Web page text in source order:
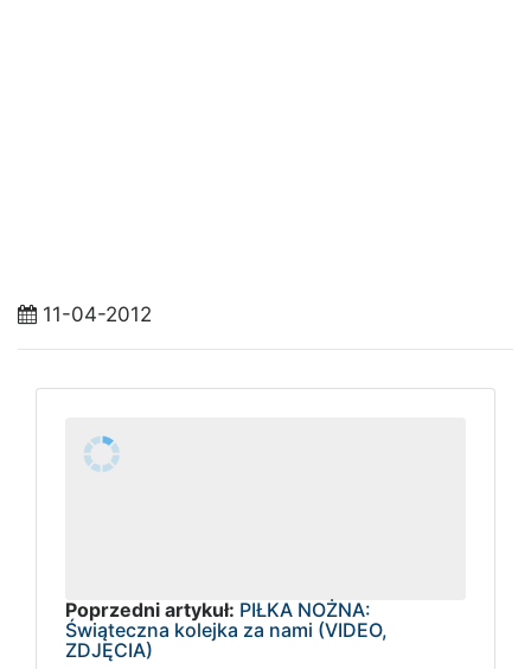
11-04-2012
Poprzedni artykuł: PIŁKA NOŻNA:
Świąteczna kolejka za nami (VIDEO,
ZDJĘCIA)